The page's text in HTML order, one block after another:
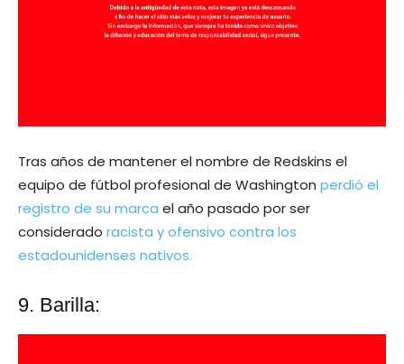
Tras años de mantener el nombre de Redskins el
equipo de fútbol profesional de Washington perdió el
registro de su marca el año pasado por ser
considerado racista y ofensivo contra los
estadounidenses nativos.
9. Barilla: